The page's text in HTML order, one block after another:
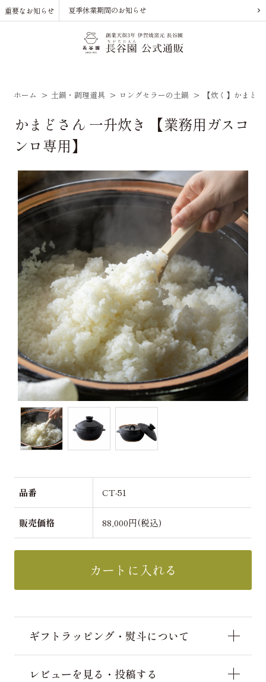
重要なお知らせ 夏季休業期間のお知らせ
ホーム > 土鍋・調理道具 > ロングセラーの土鍋 > 【炊く】かまど
かまどさん 一升炊き 【業務用ガスコ
ンロ専用】
品番 CT-51
販売価格 88,000円(税込)
カートに入れる
ギフトラッピング・熨斗について
レビューを見る・投稿する